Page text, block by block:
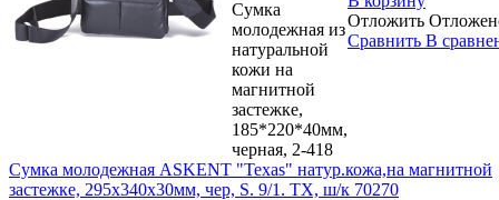
Сумка
молодежная из
натуральной
кожи на
магнитной
застежке,
185*220*40мм,
черная, 2-418
Отложить
Сравнить В
Сумка молодежная ASKENT "Texas" натур.кожа,на магнитной
застежке, 295х340х30мм, чер, S. 9/1. TX, ш/к 70270